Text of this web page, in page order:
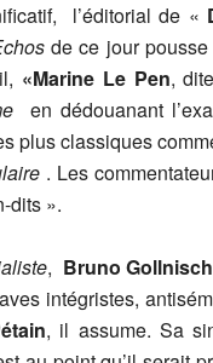
l’éditorial de «
de ce jour pousse
«Marine Le Pen,
en dédouanant
plus classiques
. Les
dits ».
, Bruno Gollnisch
intégristes,
, il assume. Sa